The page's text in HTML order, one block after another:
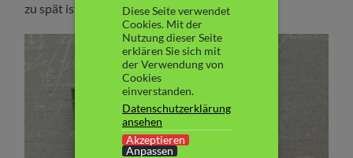
zu spät ist, wendet sich das Blatt…
Diese Seite verwendet
Cookies. Mit der
Nutzung dieser Seite
erklären Sie sich mit
der Verwendung von
Cookies
einverstanden.
Datenschutzerklärung
ansehen
Akzeptieren
Anpassen